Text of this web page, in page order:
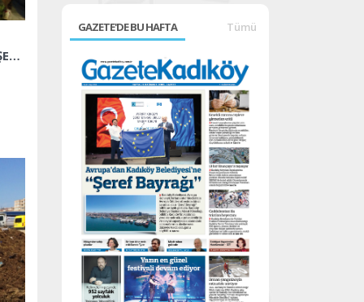
İklim değişikliği ile mücadeleye çağrı: BU HER ŞEYİ DEĞİŞTİRİR!
GAZETE'DE BU HAFTA Tümü